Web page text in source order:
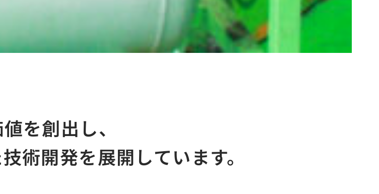
を創出し、
術開発を展開しています。